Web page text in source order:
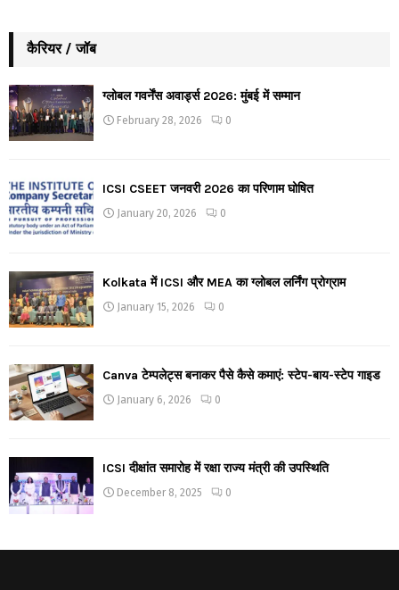
कैरियर / जॉब
ग्लोबल गवर्नेंस अवार्ड्स 2026: मुंबई में सम्मान
February 28, 2026 0
ICSI CSEET जनवरी 2026 का परिणाम घोषित
January 20, 2026 0
Kolkata में ICSI और MEA का ग्लोबल लर्निंग प्रोग्राम
January 15, 2026 0
Canva टेम्पलेट्स बनाकर पैसे कैसे कमाएं: स्टेप-बाय-स्टेप गाइड
January 6, 2026 0
ICSI दीक्षांत समारोह में रक्षा राज्य मंत्री की उपस्थिति
December 8, 2025 0